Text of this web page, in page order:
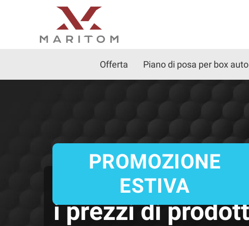
Offerta Piano di posa per box auto
GARAGE PREMIUM